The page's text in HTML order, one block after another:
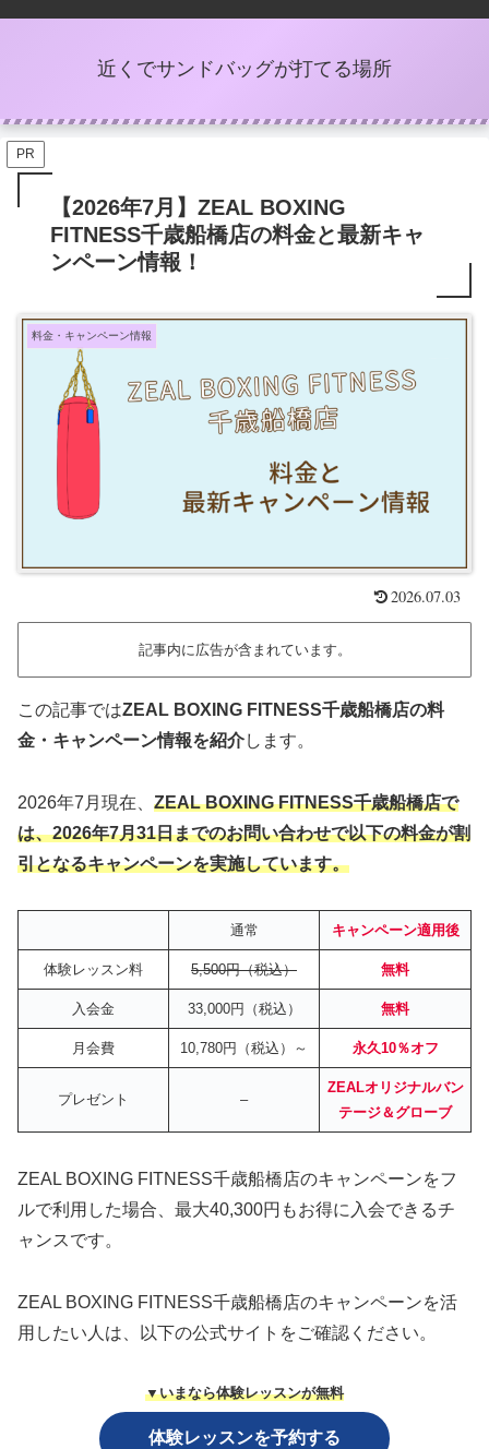
近くでサンドバッグが打てる場所
PR
【2026年7月】ZEAL BOXING
FITNESS千歳船橋店の料金と最新キャ
ンペーン情報！
料金・キャンペーン情報
2026.07.03
記事内に広告が含まれています。
この記事ではZEAL BOXING FITNESS千歳船橋店の料
金・キャンペーン情報を紹介します。
2026年7月現在、 ZEAL BOXING FITNESS千歳船橋店で
は、2026年7月31日までのお問い合わせで以下の料金が割
引となるキャンペーンを実施しています。
通常 キャンペーン適用後
体験レッスン料 5,500円（税込） 無料
入会金 33,000円（税込） 無料
月会費 10,780円（税込）～ 永久10％オフ
プレゼント –
ZEALオリジナルバン
テージ＆グローブ
ZEAL BOXING FITNESS千歳船橋店のキャンペーンをフ
ルで利用した場合、最大40,300円もお得に入会できるチ
ャンスです。
ZEAL BOXING FITNESS千歳船橋店のキャンペーンを活
用したい人は、以下の公式サイトをご確認ください。
▼いまなら体験レッスンが無料
体験レッスンを予約する